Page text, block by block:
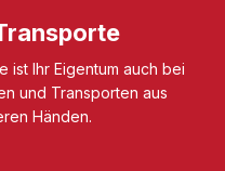
ist Ihr Eigentum auch bei
und Transporten aus
Händen.